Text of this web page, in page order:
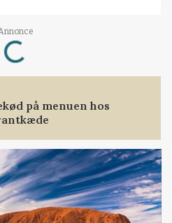
Loading...
på menuen hos